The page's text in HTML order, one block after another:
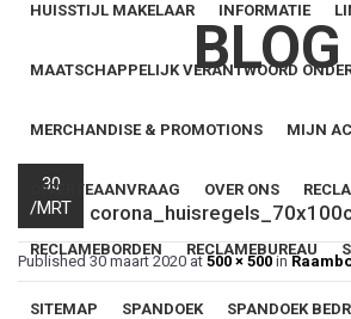
HUISSTIJL MAKELAAR INFORMATIE
MAATSCHAPPELIJK VERANTWOORD
MERCHANDISE & PROMOTIONS MIJN
OFFERTEAANVRAAG OVER ONS
RECLAMEBORDEN RECLAMEBUREAU
SITEMAP SPANDOEK SPANDOEK
Wachtwoord
BLOG
30
/MRT
Published 30 maart 2020 at 500 × 500 in